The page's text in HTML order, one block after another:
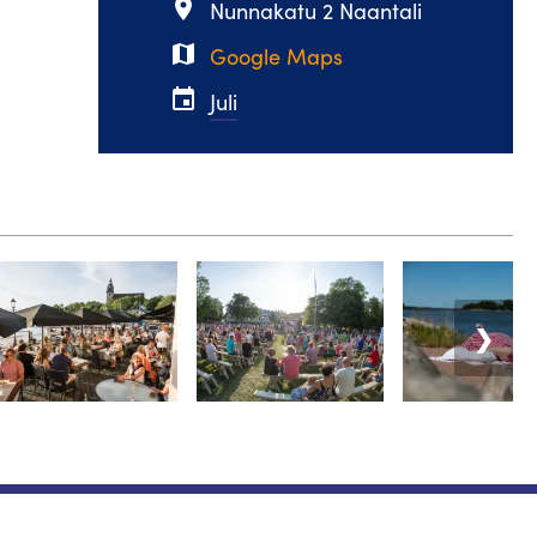
place
Nunnakatu 2 Naantali
map Google Maps
event Juli
❯